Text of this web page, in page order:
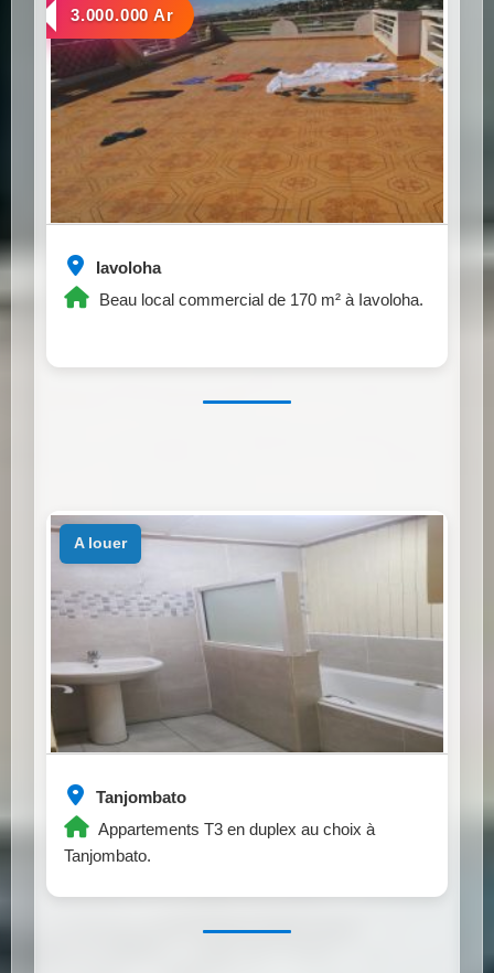
Iavoloha
Beau local commercial de 170 m² à Iavoloha.
a louer
3.000.000 Ar
Tanjombato
Appartements T3 en duplex au choix à
Tanjombato.
a louer